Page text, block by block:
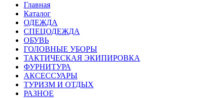
Главная
Каталог
ОДЕЖДА
СПЕЦОДЕЖДА
ОБУВЬ
ГОЛОВНЫЕ УБОРЫ
ТАКТИЧЕСКАЯ ЭКИПИРОВКА
ФУРНИТУРА
АКСЕССУАРЫ
ТУРИЗМ И ОТДЫХ
РАЗНОЕ